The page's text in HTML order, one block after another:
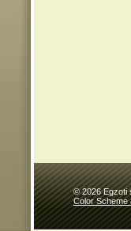
© 2026 Egzoti
Color Scheme